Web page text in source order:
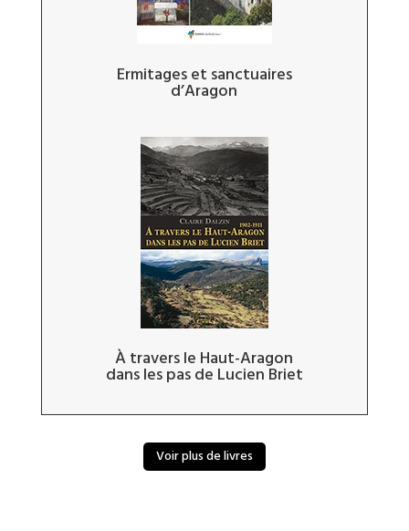
Ermitages et sanctuaires
d’Aragon
À travers le Haut-Aragon
dans les pas de Lucien Briet
Voir plus de livres